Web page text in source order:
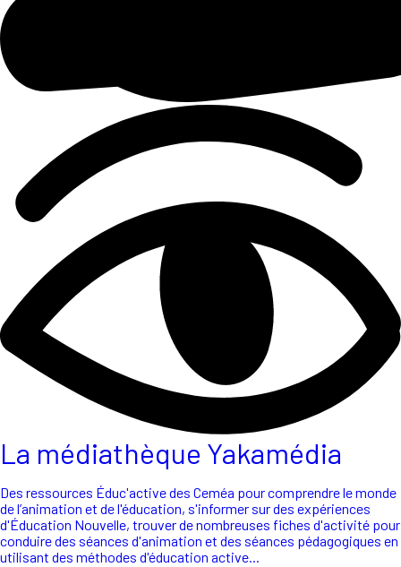
La médiathèque Yakamédia
Des ressources Éduc'active des Ceméa pour comprendre le monde
de l’animation et de l'éducation, s'informer sur des expériences
d'Éducation Nouvelle, trouver de nombreuses fiches d'activité pour
conduire des séances d'animation et des séances pédagogiques en
utilisant des méthodes d'éducation active...